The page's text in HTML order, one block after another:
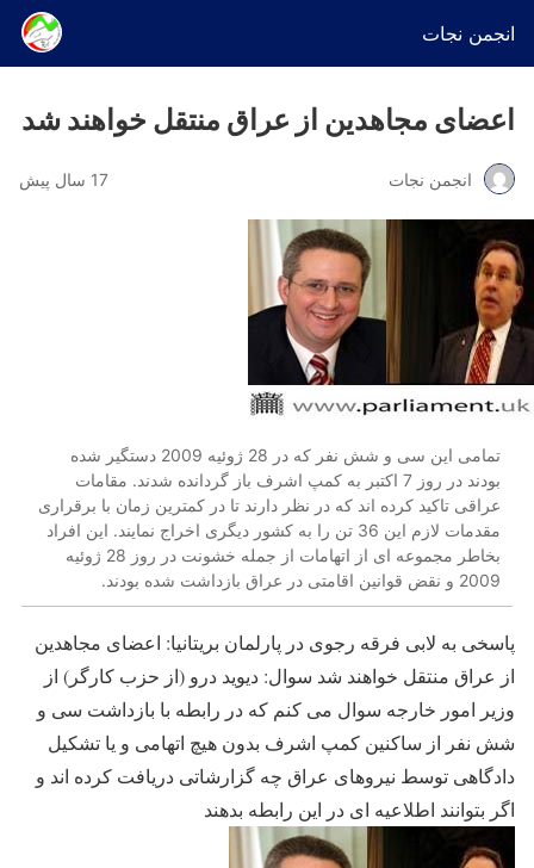
انجمن نجات
اعضای مجاهدین از عراق منتقل خواهند شد
انجمن نجات 17 سال پیش
تمامی این سی و شش نفر که در 28 ژوئیه 2009 دستگیر شده
بودند در روز 7 اکتبر به کمپ اشرف باز گردانده شدند. مقامات
عراقی تاکید کرده اند که در نظر دارند تا در کمترین زمان با برقراری
مقدمات لازم این 36 تن را به کشور دیگری اخراج نمایند. این افراد
بخاطر مجموعه ای از اتهامات از جمله خشونت در روز 28 ژوئیه
2009 و نقض قوانین اقامتی در عراق بازداشت شده بودند.
پاسخی به لابی فرقه رجوی در پارلمان بریتانیا: اعضای مجاهدین
از عراق منتقل خواهند شد سوال: دیوید درو (از حزب کارگر) از
وزیر امور خارجه سوال می کنم که در رابطه با بازداشت سی و
شش نفر از ساکنین کمپ اشرف بدون هیچ اتهامی و یا تشکیل
دادگاهی توسط نیروهای عراق چه گزارشاتی دریافت کرده اند و
اگر بتوانند اطلاعیه ای در این رابطه بدهند